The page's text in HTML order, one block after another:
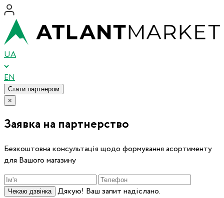
UA
EN
Стати партнером
×
Заявка на партнерство
Безкоштовна консультація щодо формування асортименту
для Вашого магазину
Чекаю дзвінка
Дякую! Ваш запит надіслано.